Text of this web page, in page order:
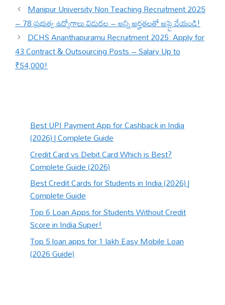
Manipur University Non Teaching Recruitment 2025
– 78 ప్రభుత్వ ఉద్యోగాలు విడుదల – అన్ని అర్హతలతో అప్లై చేయండి!
DCHS Ananthapuramu Recruitment 2025: Apply for
43 Contract & Outsourcing Posts – Salary Up to
₹54,000!
Best UPI Payment App for Cashback in India
(2026) | Complete Guide
Credit Card vs Debit Card Which is Best?
Complete Guide (2026)
Best Credit Cards for Students in India (2026) |
Complete Guide
Top 6 Loan Apps for Students Without Credit
Score in India Super!
Top 5 loan apps for 1 lakh Easy Mobile Loan
(2026 Guide)